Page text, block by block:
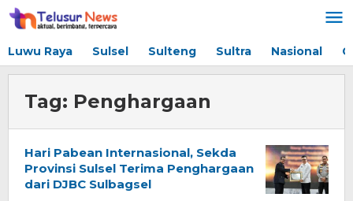
Lewati
ke
Luwu Raya Sulsel Sulteng Sultra Nasional
Tag: Penghargaan
Hari Pabean Internasional, Sekda
Provinsi Sulsel Terima Penghargaan
dari DJBC Sulbagsel